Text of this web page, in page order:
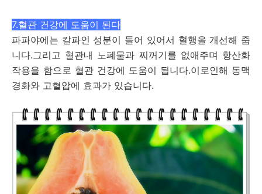
7.혈관 건강에 도움이 된다
파파야에는 칼파인 성분이 들어 있어서 혈행을 개선해 줍
니다.그리고 혈관내 노폐물과 찌꺼기를 없애주며 항산화
작용을 함으로 혈관 건강에 도움이 됩니다.이로인해 동맥
경화와 고혈압에 효과가 있습니다.